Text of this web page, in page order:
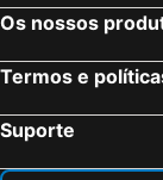
Os nossos
Termos e
Suporte